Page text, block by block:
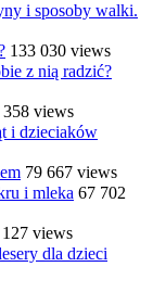
i sposoby walki.
133 030 views
z nią radzić?
358 views
i dzieciaków
79 667 views
i mleka 67 702
127 views
dla dzieci